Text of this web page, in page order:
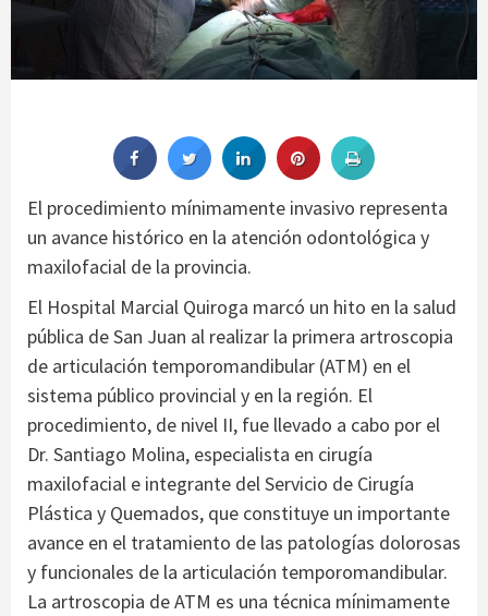
El procedimiento mínimamente invasivo representa
un avance histórico en la atención odontológica y
maxilofacial de la provincia.
El Hospital Marcial Quiroga marcó un hito en la salud
pública de San Juan al realizar la primera artroscopia
de articulación temporomandibular (ATM) en el
sistema público provincial y en la región. El
procedimiento, de nivel II, fue llevado a cabo por el
Dr. Santiago Molina, especialista en cirugía
maxilofacial e integrante del Servicio de Cirugía
Plástica y Quemados, que constituye un importante
avance en el tratamiento de las patologías dolorosas
y funcionales de la articulación temporomandibular.
La artroscopia de ATM es una técnica mínimamente